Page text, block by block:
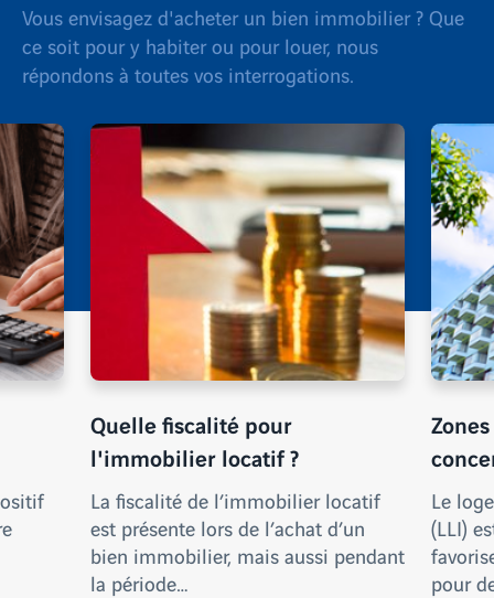
Vous envisagez d'acheter un bien immobilier ? Que
ce soit pour y habiter ou pour louer, nous
répondons à toutes vos interrogations.
Quelle fiscalité pour
l'immobilier locatif ?
La fiscalité de l’immobilier locatif
est présente lors de l’achat d’un
bien immobilier, mais aussi pendant
la période…
Le
(LLI)
pour